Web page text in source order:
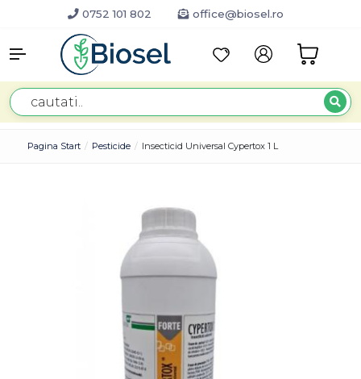
0752 101 802 office@biosel.ro
Pagina Start Pesticide Insecticid Universal Cypertox 1 L